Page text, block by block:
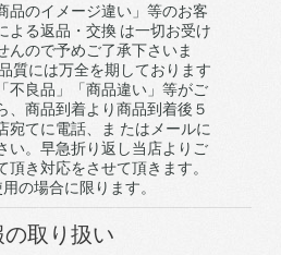
品のイメージ違い」等のお客
よる返品・交換 は一切お受け
んので予めご了承下さいま
質には万全を期しております
不良品」「商品違い」等がご
、商品到着より商品到着後５
宛てに電話、ま たはメールに
い。早急折り返し当店よりご
頂き対応をさせて頂きます。
の場合に限ります。
取り扱い